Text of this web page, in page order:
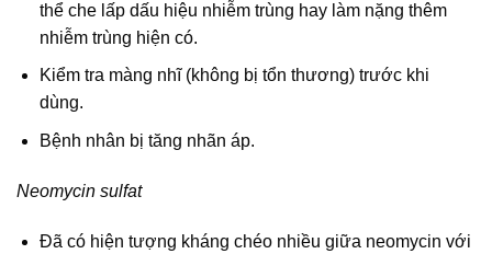
thể che lấp dấu hiệu nhiễm trùng hay làm nặng thêm
nhiễm trùng hiện có.
Kiểm tra màng nhĩ (không bị tổn thương) trước khi
dùng.
Bệnh nhân bị tăng nhãn áp.
Neomycin sulfat
Đã có hiện tượng kháng chéo nhiều giữa neomycin với